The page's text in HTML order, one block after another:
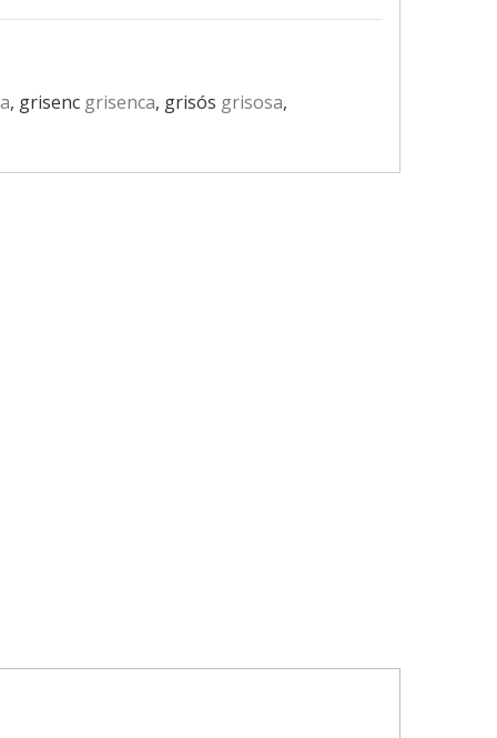
, grisenc grisenca, grisós grisosa,